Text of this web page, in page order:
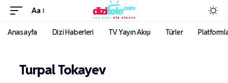
Aa
Anasayfa Dizi Haberleri TV Yayın Akışı Türler
Turpal Tokayev